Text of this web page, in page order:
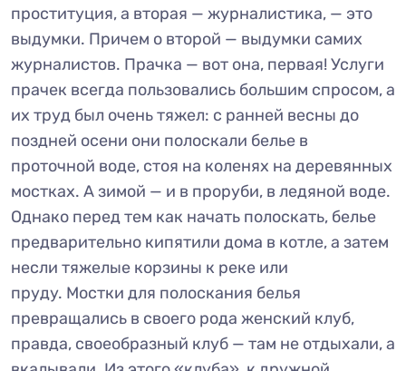
проституция, а вторая — журналистика, — это
выдумки. Причем о второй — выдумки самих
журналистов. Прачка — вот она, первая! Услуги
прачек всегда пользовались большим спросом, а
их труд был очень тяжел: с ранней весны до
поздней осени они полоскали белье в
проточной воде, стоя на коленях на деревянных
мостках. А зимой — и в проруби, в ледяной воде.
Однако перед тем как начать полоскать, белье
предварительно кипятили дома в котле, а затем
несли тяжелые корзины к реке или
пруду. Мостки для полоскания белья
превращались в своего рода женский клуб,
правда, своеобразный клуб — там не отдыхали, а